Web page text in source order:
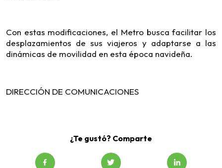
Con estas modificaciones, el Metro busca facilitar los
desplazamientos de sus viajeros y adaptarse a las
dinámicas de movilidad en esta época navideña.
DIRECCIÓN DE COMUNICACIONES
¿Te gustó? Comparte